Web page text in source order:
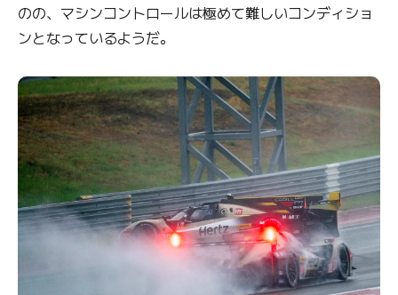
のの、マシンコントロールは極めて難しいコンディショ
ンとなっているようだ。